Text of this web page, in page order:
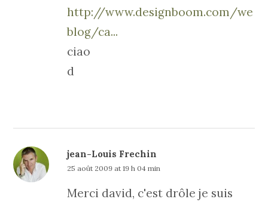
http://www.designboom.com/we
blog/ca...
ciao
d
jean-Louis Frechin
25 août 2009 at 19 h 04 min
Merci david, c'est drôle je suis